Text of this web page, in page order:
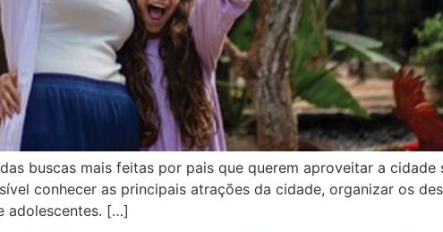
buscas mais feitas por pais que querem aproveitar a cidade
conhecer as principais atrações da cidade, organizar os
adolescentes. […]